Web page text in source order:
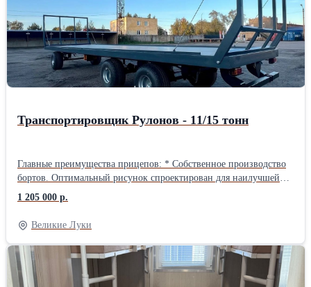
Транспортировщик Рулонов - 11/15 тонн
Главные преимущества прицепов: * Собственное производство
бортов. Оптимальный рисунок спроектирован для наилучшей
износостойкости от постоянных боковых нагрузок,
позволяющим переносить двукратное напряжение от давления
груза по бокам. * Покраска: полиуретановое покрытие,
содержащее цинк-фосфатный пигмент, обеспечивающий
долговечность и антикоррозийную стойкость. * Применение в
раме прочной стали. * Единая усиленная рама, с шаровой
системой опрокидывания (невозможность поломки). *
1 205 000 р.
Великие Луки